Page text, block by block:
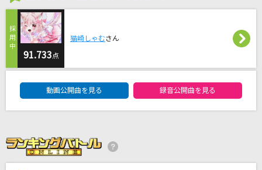
BUMP OF CHICKEN
Heart of glass
ラストバージン
RADWIMPS
ホムンクルス
Vaundy
91.733点
猫崎しゃむさん
動画公開曲を見る 録音公開曲を見る